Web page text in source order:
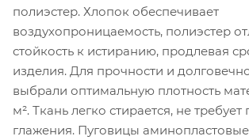
полиэстер. Хлопок обеспечивает
воздухопроницаемость, полиэстер
стойкость к истиранию, продлевая
изделия. Для прочности и
выбрали оптимальную плотность
м². Ткань легко стирается, не
глажения. Пуговицы